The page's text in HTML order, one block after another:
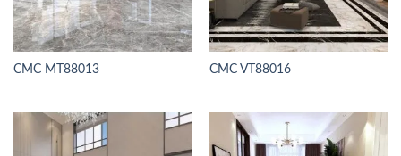
CMC MT88013 CMC VT88016